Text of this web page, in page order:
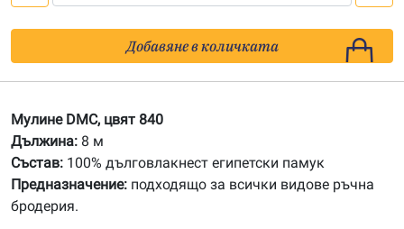
Мулине
DMC
Добавяне в количката
Мулине DMC, цвят 840
Дължина: 8 м
Състав: 100% дълговлакнест египетски памук
Предназначение: подходящо за всички видове ръчна
бродерия.